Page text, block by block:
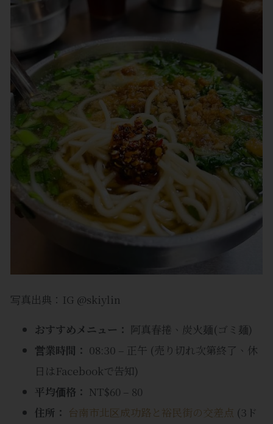
写真出典：IG @skiylin
おすすめメニュー： 阿真春捲、炭火麺(ゴミ麺)
営業時間： 08:30 – 正午 (売り切れ次第終了、休
日はFacebookで告知)
平均価格： NT$60 – 80
住所： 台南市北区成功路と裕民街の交差点 (3ド